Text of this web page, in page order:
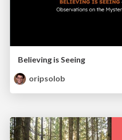
Believing is Seeing
oripsolob